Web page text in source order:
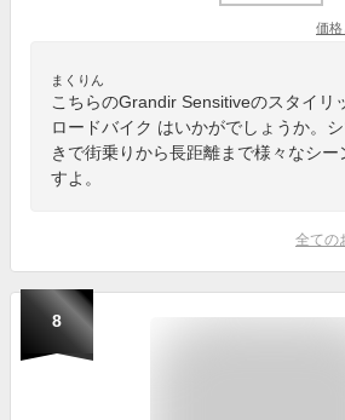
価格
まくりん
こちらのGrandir Sensitiveのスタイリ
ロードバイク はいかがでしょうか。
きで街乗りから長距離まで様々なシー
すよ。
全ての
8